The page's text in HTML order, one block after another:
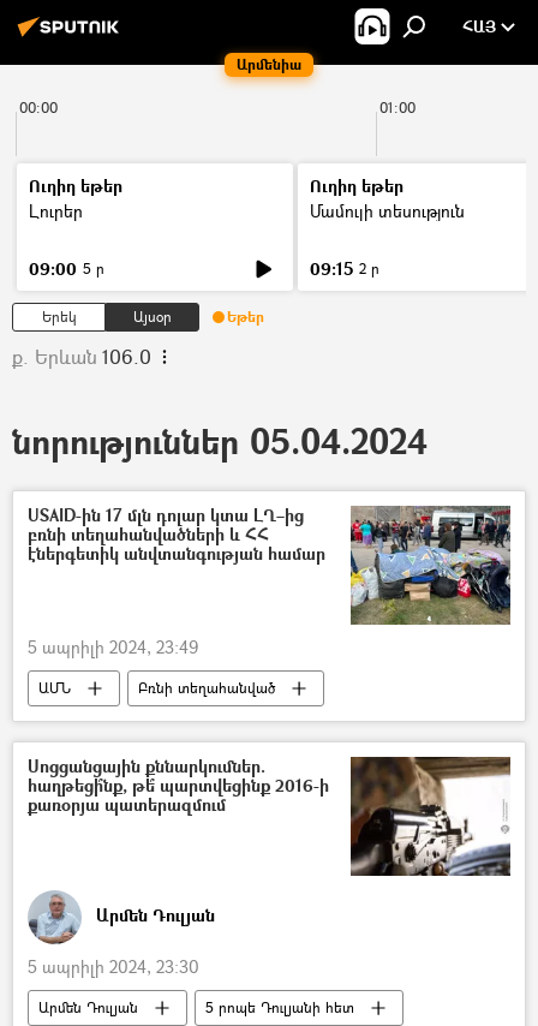
Արմենիա
ՀԱՅ
00:00 01:00
Ուղիղ եթեր
Լուրեր
09:00 5 ր
Ուղիղ եթեր
Մամուլի տեսություն
09:15 2 ր
Երեկ Այսօր Եթեր
ք. Երևան 106.0
նորություններ 05.04.2024
USAID-ին 17 մլն դոլար կտա ԼՂ–ից
բռնի տեղահանվածների և ՀՀ
էներգետիկ անվտանգության համար
5 ապրիլի 2024, 23:49
ԱՄՆ
Բռնի տեղահանված
Լեռնային Ղարաբաղ
Արցախ
Հայաստան
էներգետիկա
ԱՄՆ Միջազգային զարգացման գործակալությունը (USAID)
Սոցցանցային քննարկումներ.
հաղթեցի՞նք, թե՞ պարտվեցինք 2016-ի
քառօրյա պատերազմում
Արմեն Դուլյան
5 ապրիլի 2024, 23:30
Արմեն Դուլյան
5 րոպե Դուլյանի հետ